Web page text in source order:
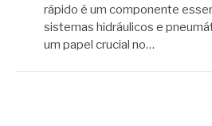
rápido é um componente
sistemas hidráulicos e
um papel crucial no…